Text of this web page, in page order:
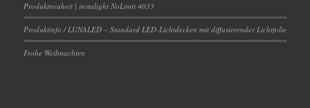
Produktneuheit | instalight NoLimit 4033
Produktinfo / LUNALED – Standard LED-Lichtdecken mit diffusierender Lichtfolie
Frohe Weihnachten